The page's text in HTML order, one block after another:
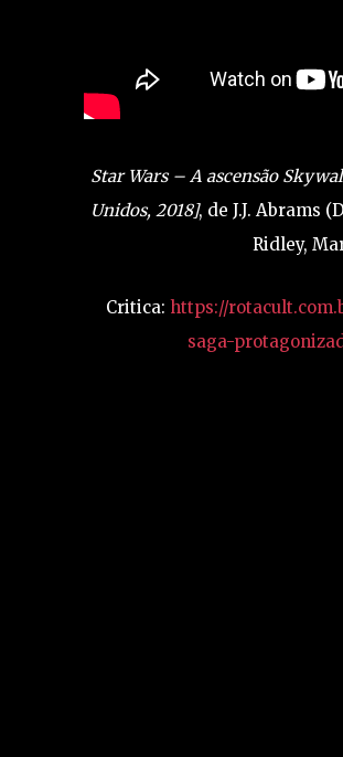
Star Wars – A ascensão
Unidos, 2018], de J.J. Abrams
Ridley,
Critica:https://
saga-